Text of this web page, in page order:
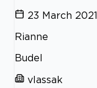
23 March 2021
Rianne
Budel
vlassak